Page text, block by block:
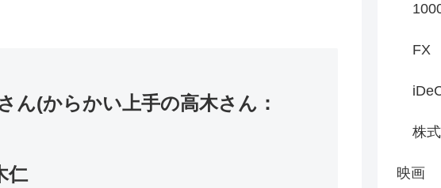
ん(からかい上手の高木さん：
仁
FX
株式
映画